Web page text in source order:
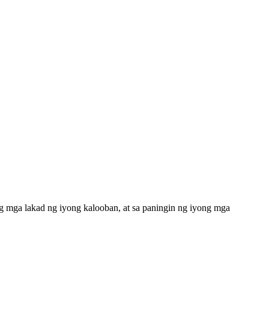
mga lakad ng iyong kalooban, at sa paningin ng iyong mga